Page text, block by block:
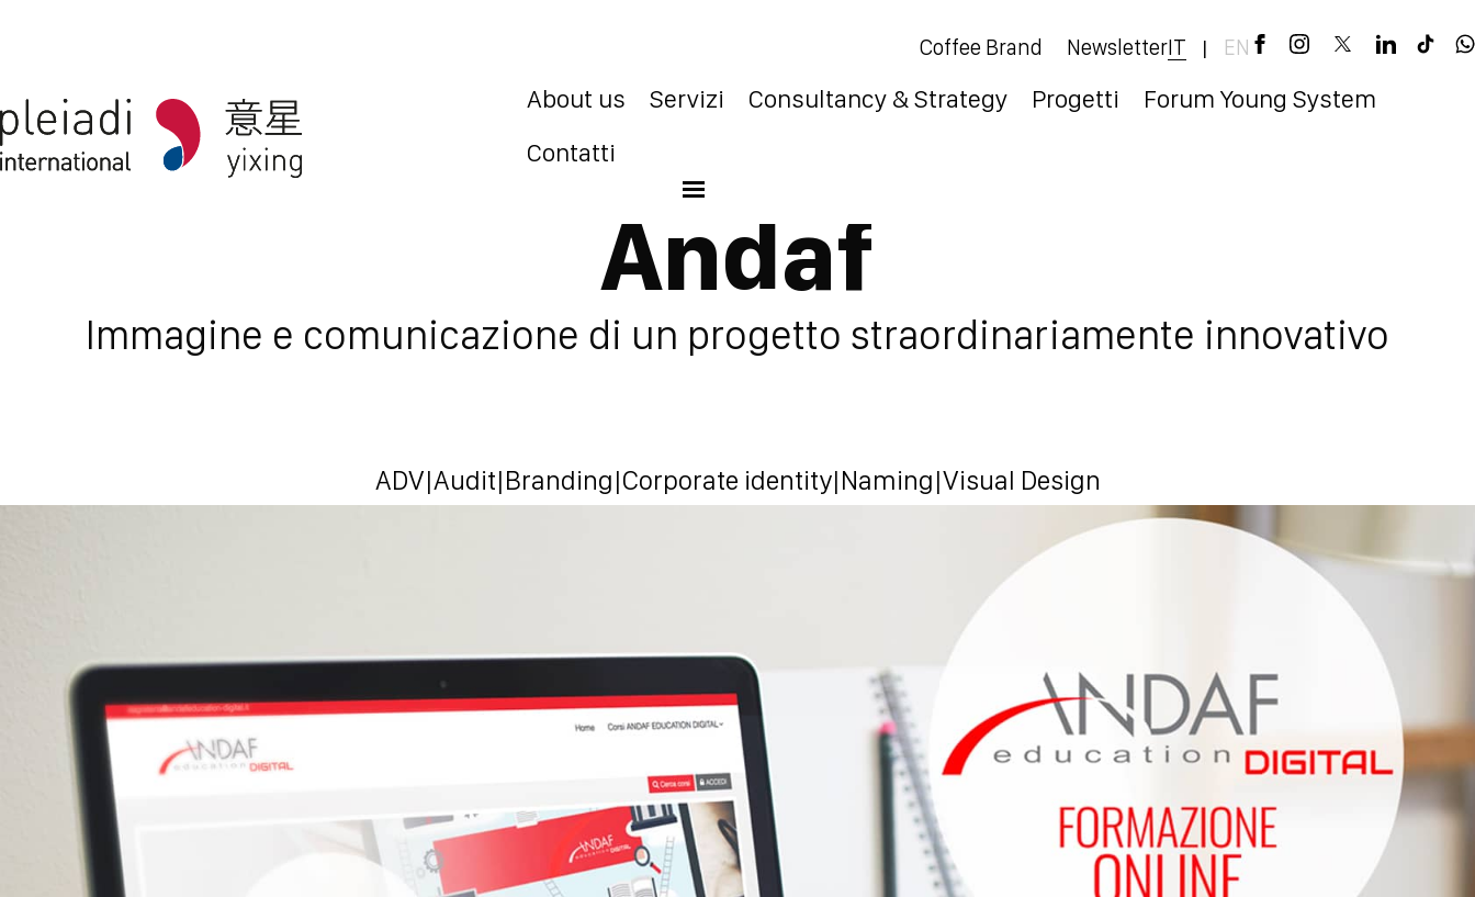
Coffee Brand NewsletterIT | EN
About us Servizi Consultancy & Strategy Progetti
Forum Young System
Contatti
Events & Edu
Andaf
Immagine e comunicazione di un progetto straordinariamente innovativo
ADV|Audit|Branding|Corporate identity|Naming|Visual Design